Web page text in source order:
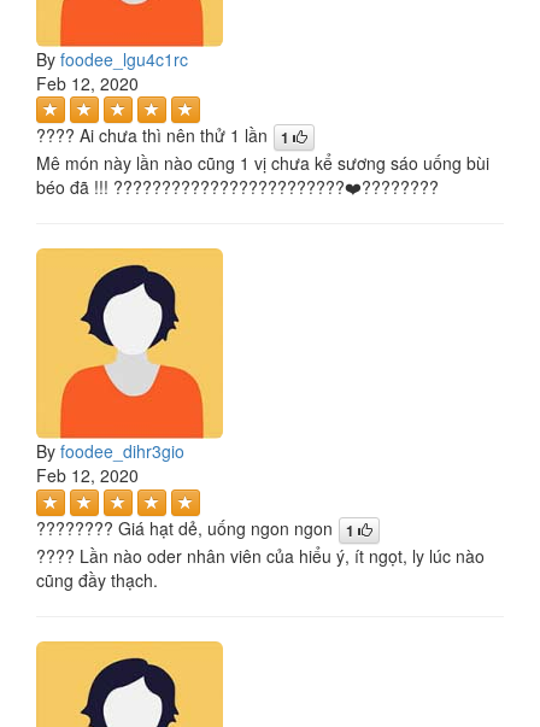
By foodee_lgu4c1rc
Feb 12, 2020
???? Ai chưa thì nên thử 1 lần 1
Mê món này lần nào cũng 1 vị chưa kể sương sáo uống bùi
béo đã !!! ????????????????????????❤️????????
By foodee_dihr3gio
Feb 12, 2020
???????? Giá hạt dẻ, uống ngon ngon 1
???? Lần nào oder nhân viên của hiểu ý, ít ngọt, ly lúc nào
cũng đầy thạch.